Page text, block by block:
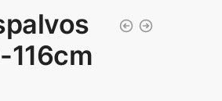
116cm